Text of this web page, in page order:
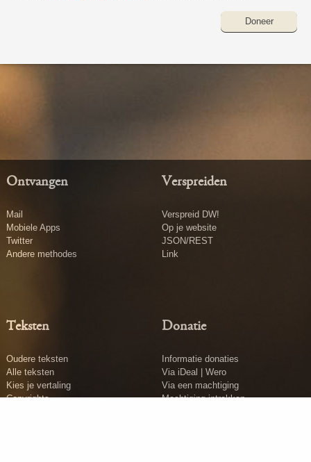
Doneer
Ontvangen
Mail
Mobiele Apps
Twitter
Andere methodes
Verspreiden
Verspreid DW!
Op je website
JSON/REST
Link
Teksten
Oudere teksten
Alle teksten
Kies je vertaling
Copyrights
Donatie
Informatie donaties
Via iDeal | Wero
Via een machtiging
Machtiging intrekken